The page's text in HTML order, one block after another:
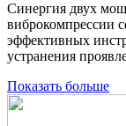
Синергия двух
виброкомпрессии
эффективных
устранения
Показать больше